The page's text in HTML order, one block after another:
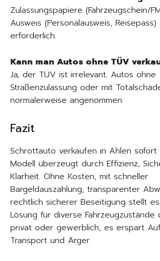
Zulassungspapiere (Fahrzeugschein/
Ausweis (Personalausweis, Reisepass)
erforderlich.
Kann man Autos ohne TÜV
Ja, der TÜV ist irrelevant. Autos ohne
Straßenzulassung oder mit
normalerweise angenommen.
Fazit
Schrottauto verkaufen in Ahlen
Modell überzeugt durch Effizienz,
Klarheit. Ohne Kosten, mit schneller
Bargeldauszahlung, transparenter
rechtlich sicherer Beseitigung stellt
Lösung für diverse Fahrzeugzustände
privat oder gewerblich, es erspart
Transport und Ärger.